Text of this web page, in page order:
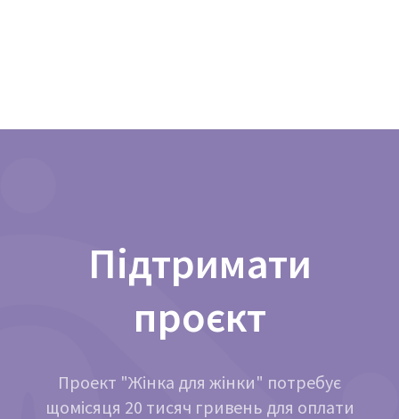
Підтримати
проєкт
Проект "Жінка для жінки" потребує
щомісяця 20 тисяч гривень для оплати